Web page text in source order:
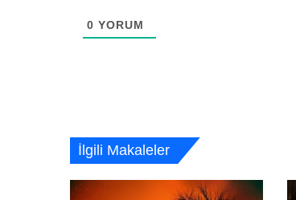
0 YORUM
İlgili Makaleler